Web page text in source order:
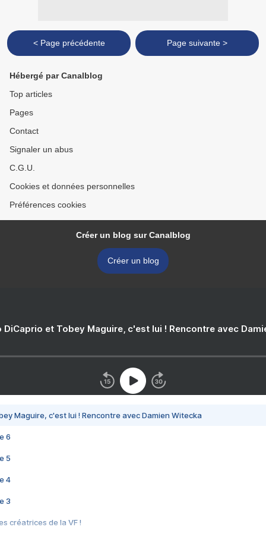
< Page précédente Page suivante >
Hébergé par Canalblog
Top articles
Pages
Contact
Signaler un abus
C.G.U.
Cookies et données personnelles
Préférences cookies
Créer un blog sur Canalblog
Créer un blog
DiCaprio et Tobey Maguire, c'est lui ! Rencontre avec
Maguire, c'est lui ! Rencontre avec Damien Witecka
6
5
4
3
créatrices de la VF !